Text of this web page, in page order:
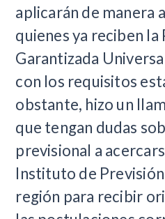
aplicarán de manera
quienes ya reciben la
Garantizada
con los requisitos
obstante, hizo un
que tengan dudas
previsional a
Instituto de Previsión
región para recibir